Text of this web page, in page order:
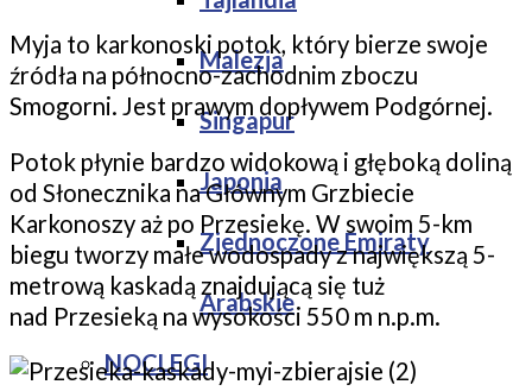
Malezja
Singapur
Japonia
Zjednoczone Emiraty
Arabskie
NOCLEGI
Myja to karkonoski potok, który bierze swoje
źródła na północno-zachodnim zboczu
Smogorni. Jest prawym dopływem Podgórnej.
Potok płynie bardzo widokową i głęboką doliną
od Słonecznika na Głównym Grzbiecie
Karkonoszy aż po Przesiekę. W swoim 5-km
biegu tworzy małe wodospady z największą 5-
metrową kaskadą znajdującą się tuż
nad Przesieką na wysokości 550 m n.p.m.